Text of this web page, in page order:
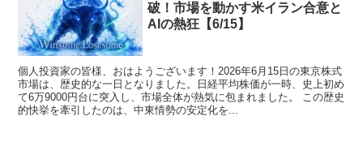
破！市場を動かす米イラン合意と
AIの熱狂【6/15】
個人投資家の皆様、おはようございます！2026年6月15日の東京株式
市場は、歴史的な一日となりました。日経平均株価が一時、史上初め
て6万9000円台に突入し、市場全体が熱気に包まれました。 この歴史
的快挙を牽引したのは、中東情勢の安定化を...